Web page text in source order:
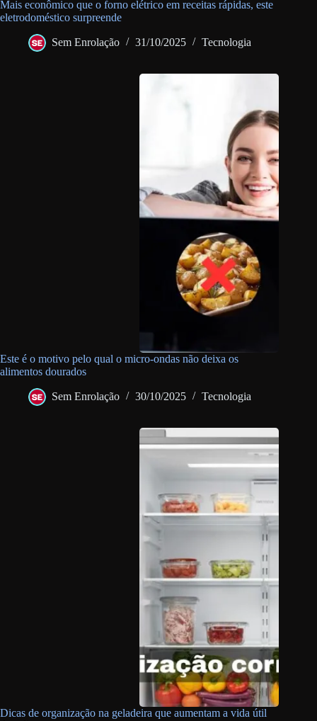
Mais econômico que o forno elétrico em receitas rápidas, este
eletrodoméstico surpreende
Sem Enrolação 31/10/2025 Tecnologia
Este é o motivo pelo qual o micro-ondas não deixa os
alimentos dourados
Sem Enrolação 30/10/2025 Tecnologia
Dicas de organização na geladeira que aumentam a vida útil